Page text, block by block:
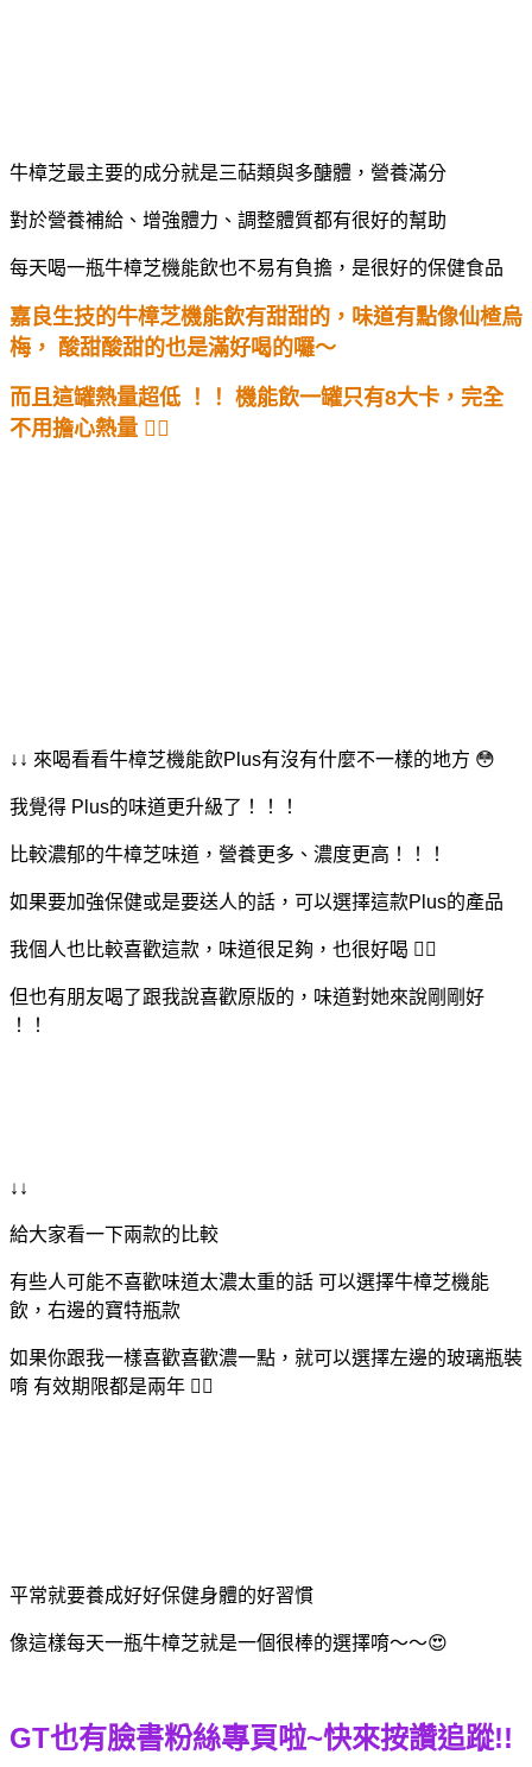
牛樟芝最主要的成分就是三萜類與多醣體，營養滿分
對於營養補給、增強體力、調整體質都有很好的幫助
每天喝一瓶牛樟芝機能飲也不易有負擔，是很好的保健食品
嘉良生技的牛樟芝機能飲有甜甜的，味道有點像仙楂烏
梅， 酸甜酸甜的也是滿好喝的囉～
而且這罐熱量超低 ！！ 機能飲一罐只有8大卡，完全
不用擔心熱量 ✌🏻
↓↓ 來喝看看牛樟芝機能飲Plus有沒有什麼不一樣的地方 😳
我覺得 Plus的味道更升級了！！！
比較濃郁的牛樟芝味道，營養更多、濃度更高！！！
如果要加強保健或是要送人的話，可以選擇這款Plus的產品
我個人也比較喜歡這款，味道很足夠，也很好喝 👍🏻
但也有朋友喝了跟我說喜歡原版的，味道對她來說剛剛好
！！
↓↓
給大家看一下兩款的比較
有些人可能不喜歡味道太濃太重的話 可以選擇牛樟芝機能
飲，右邊的寶特瓶款
如果你跟我一樣喜歡喜歡濃一點，就可以選擇左邊的玻璃瓶裝
唷 有效期限都是兩年 ✌🏻
平常就要養成好好保健身體的好習慣
像這樣每天一瓶牛樟芝就是一個很棒的選擇唷～～😍
GT也有臉書粉絲專頁啦~快來按讚追蹤!!